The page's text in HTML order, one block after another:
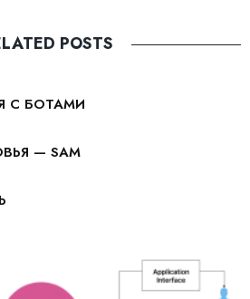
POSTS
С БОТАМИ
— SAM